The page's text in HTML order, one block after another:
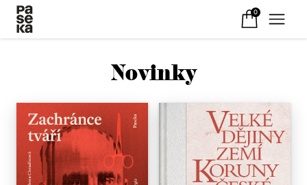
0
Novinky